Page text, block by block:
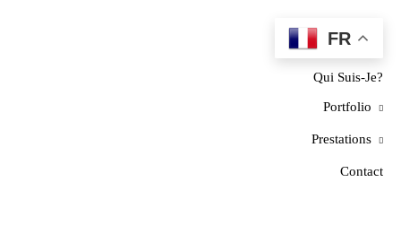
Home
Qui Suis-Je?
Portfolio
Prestations
Contact
FR